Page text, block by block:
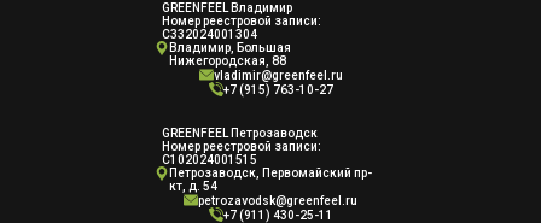
GREENFEEL Владимир
Номер реестровой записи:
С332024001304
Владимир, Большая
Нижегородская, 88
vladimir@greenfeel.ru
+7 (915) 763-10-27
GREENFEEL Петрозаводск
Номер реестровой записи:
С102024001515
Петрозаводск, Первомайский пр-
кт, д. 54
petrozavodsk@greenfeel.ru
+7 (911) 430-25-11